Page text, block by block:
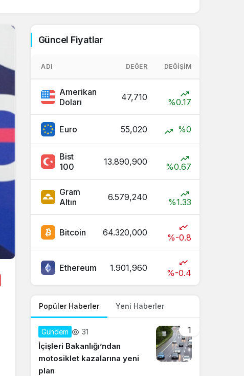
Sistem modunu seçin.
Güncel Fiyatlar
ADI DEĞER DEĞIŞIM
Amerikan
Doları
47,710 %0.17
Euro 55,020 %0
Bist
100
13.890,900 %0.67
Gram
Altın
6.579,240 %1.33
Bitcoin 64.320,000 %-0.8
Ethereum 1.901,960 %-0.4
Popüler Haberler Yeni Haberler
1
Gündem 31
İçişleri Bakanlığı’ndan
motosiklet kazalarına yeni
plan